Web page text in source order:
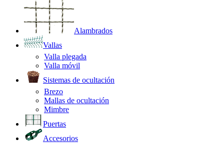
Alambrados
Vallas
Valla plegada
Valla móvil
Sistemas de ocultación
Brezo
Mallas de ocultación
Mimbre
Puertas
Accesorios